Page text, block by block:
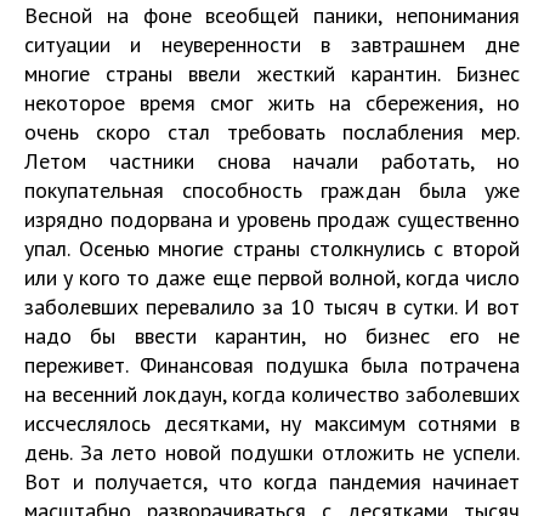
Весной на фоне всеобщей паники, непонимания
ситуации и неуверенности в завтрашнем дне
многие страны ввели жесткий карантин. Бизнес
некоторое время смог жить на сбережения, но
очень скоро стал требовать послабления мер.
Летом частники снова начали работать, но
покупательная способность граждан была уже
изрядно подорвана и уровень продаж существенно
упал. Осенью многие страны столкнулись с второй
или у кого то даже еще первой волной, когда число
заболевших перевалило за 10 тысяч в сутки. И вот
надо бы ввести карантин, но бизнес его не
переживет. Финансовая подушка была потрачена
на весенний локдаун, когда количество заболевших
иссчеслялось десятками, ну максимум сотнями в
день. За лето новой подушки отложить не успели.
Вот и получается, что когда пандемия начинает